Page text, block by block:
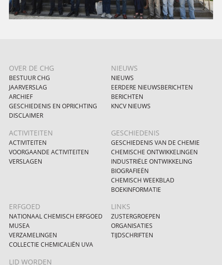
OVER DE CHG
BESTUUR CHG
JAARVERSLAG
ARCHIEF
GESCHIEDENIS EN OPRICHTING
DISCLAIMER
NIEUWS
NIEUWS
EERDERE NIEUWSBERICHTEN
BERICHTEN
KNCV NIEUWS
ACTIVITEITEN
ACTIVITEITEN
VOORGAANDE ACTIVITEITEN
VERSLAGEN
GESCHIEDENIS
GESCHIEDENIS VAN DE CHEMIE
CHEMISCHE ONTWIKKELINGEN
INDUSTRIËLE ONTWIKKELING
BIOGRAFIEËN
CHEMISCH WEEKBLAD
BOEKINFORMATIE
ERFGOED
NATIONAAL CHEMISCH ERFGOED
MUSEA
VERZAMELINGEN
COLLECTIE CHEMICALIËN UVA
LINKS
ZUSTERGROEPEN
ORGANISATIES
TIJDSCHRIFTEN
LID WORDEN